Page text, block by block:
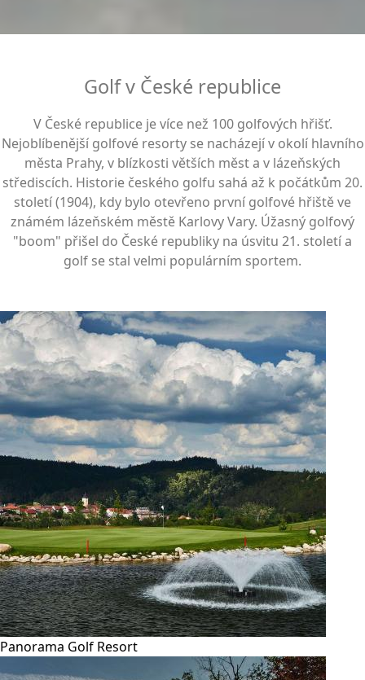
Golf v České republice
V České republice je více než 100 golfových hřišť.
Nejoblíbenější golfové resorty se nacházejí v okolí hlavního
města Prahy, v blízkosti větších měst a v lázeňských
střediscích. Historie českého golfu sahá až k počátkům 20.
století (1904), kdy bylo otevřeno první golfové hřiště ve
známém lázeňském městě Karlovy Vary. Úžasný golfový
"boom" přišel do České republiky na úsvitu 21. století a
golf se stal velmi populárním sportem.
Panorama Golf Resort